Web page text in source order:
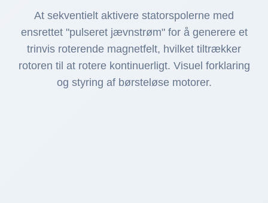
At sekventielt aktivere statorspolerne med
ensrettet "pulseret jævnstrøm" for å generere et
trinvis roterende magnetfelt, hvilket tiltrækker
rotoren til at rotere kontinuerligt. Visuel forklaring
og styring af børsteløse motorer.